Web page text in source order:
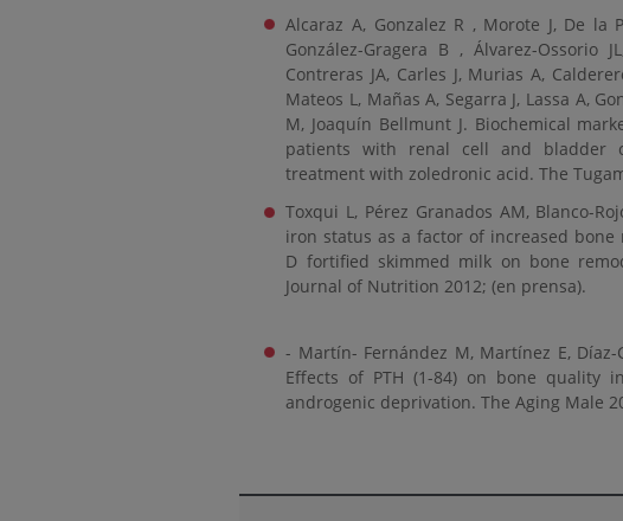
Alcaraz A, Gonzalez R , Morote J, De la
González-Gragera B , Álvarez-Ossorio
Contreras JA, Carles J, Murias A,
Mateos L, Mañas A, Segarra J, Lassa A,
M, Joaquín Bellmunt J. Biochemical
patients with renal cell and bladder
treatment with zoledronic acid. The
Toxqui L, Pérez Granados AM, Blanco-
iron status as a factor of increased
D fortified skimmed milk on bone
Journal of Nutrition 2012; (en prensa).
- Martín- Fernández M, Martínez E, Díaz-
Effects of PTH (1-84) on bone quality
androgenic deprivation. The Aging Male